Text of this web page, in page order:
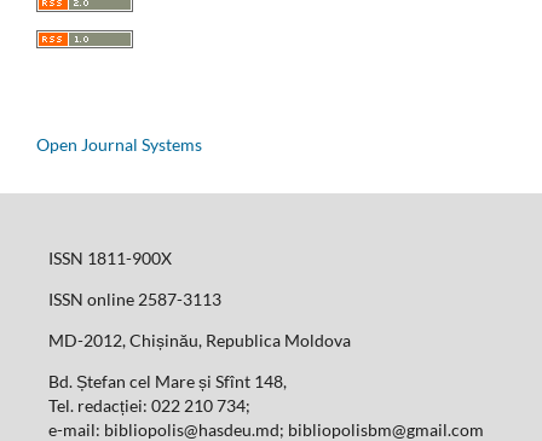
Open Journal Systems
ISSN 1811-900X
ISSN online 2587-3113
MD-2012, Chișinău, Republica Moldova
Bd. Ștefan cel Mare și Sfînt 148,
Tel. redacției: 022 210 734;
e-mail: bibliopolis@hasdeu.md; bibliopolisbm@gmail.com